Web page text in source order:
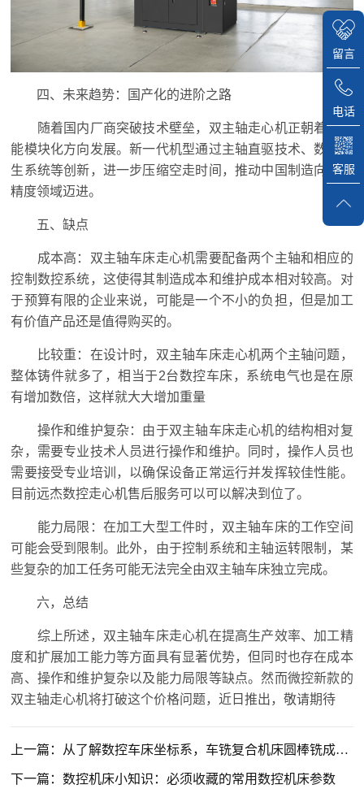
四、未来趋势：国产化的进阶之路
随着国内厂商突破技术壁垒，双主轴走心机正朝着多功
能模块化方向发展。新一代机型通过主轴直驱技术、数字孪
生系统等创新，进一步压缩空走时间，推动中国制造向超高
精度领域迈进。
五、缺点
成本高：双主轴车床走心机需要配备两个主轴和相应的
控制数控系统，这使得其制造成本和维护成本相对较高。对
于预算有限的企业来说，可能是一个不小的负担，但是加工
有价值产品还是值得购买的。
比较重：在设计时，双主轴车床走心机两个主轴问题，
整体铸件就多了，相当于2台数控车床，系统电气也是在原
有增加数倍，这样就大大增加重量
操作和维护复杂：由于双主轴车床走心机的结构相对复
杂，需要专业技术人员进行操作和维护。同时，操作人员也
需要接受专业培训，以确保设备正常运行并发挥较佳性能。
目前远杰数控走心机售后服务可以可以解决到位了。
能力局限：在加工大型工件时，双主轴车床的工作空间
可能会受到限制。此外，由于控制系统和主轴运转限制，某
些复杂的加工任务可能无法完全由双主轴车床独立完成。
六，总结
综上所述，双主轴车床走心机在提高生产效率、加工精
度和扩展加工能力等方面具有显著优势，但同时也存在成本
高、操作和维护复杂以及能力局限等缺点。然而微控新款的
双主轴走心机将打破这个价格问题，近日推出，敬请期待
上一篇：从了解数控车床坐标系，车铣复合机床圆棒铣成方料的办法
下一篇：数控机床小知识：必须收藏的常用数控机床参数
留言
电话
客服